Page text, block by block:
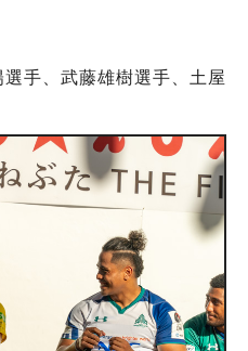
手、武藤雄樹選手、土屋